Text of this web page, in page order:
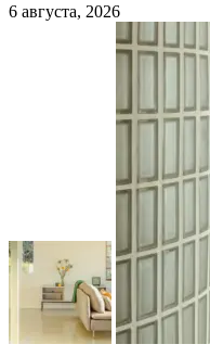
6 августа, 2026